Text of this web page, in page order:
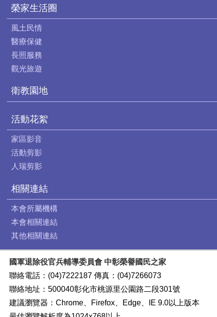
榮家生活圈
風土民情
醫療保健
長照服務
觀光旅遊
衛教園地
活動花絮
家區影音
活動剪影
人瑞剪影
相關連結
本會所屬機構
本會相關連結
其他相關連結
國軍退除役官兵輔導委員會 中彰榮譽國民之家
聯絡電話：(04)7222187 傳真：(04)7266073
聯絡地址：500040彰化市桃源里公園路二段301號
建議瀏覽器：Chrome、Firefox、Edge、IE 9.0以上版本